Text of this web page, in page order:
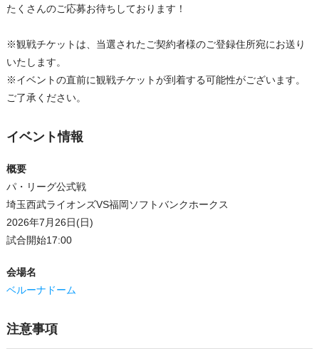
たくさんのご応募お待ちしております！
※観戦チケットは、当選されたご契約者様のご登録住所宛にお送り
いたします。
※イベントの直前に観戦チケットが到着する可能性がございます。
ご了承ください。
イベント情報
概要
パ・リーグ公式戦
埼玉西武ライオンズVS福岡ソフトバンクホークス
2026年7月26日(日)
試合開始17:00
会場名
ベルーナドーム
注意事項